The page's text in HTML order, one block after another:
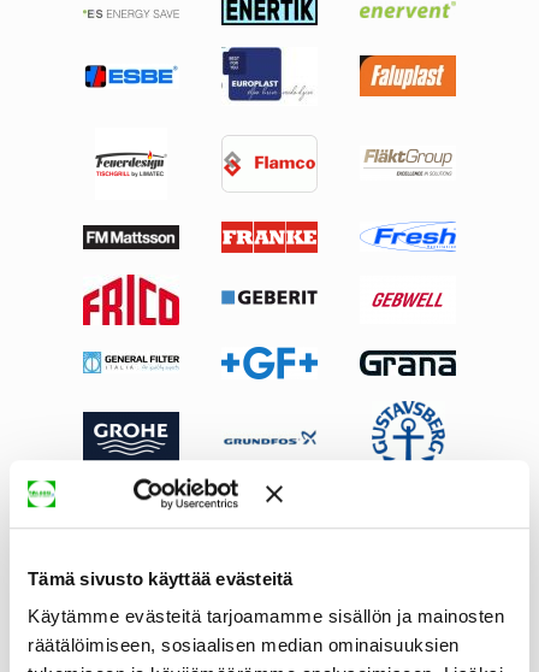
Tämä sivusto käyttää evästeitä
Käytämme evästeitä tarjoamamme sisällön ja mainosten
räätälöimiseen, sosiaalisen median ominaisuuksien